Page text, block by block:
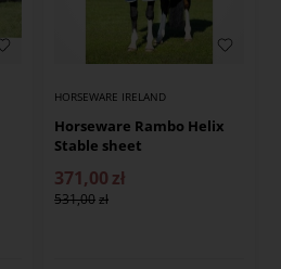
HORSEWARE IRELAND
Horseware Rambo Helix
Stable sheet
371,00 zł
531,00